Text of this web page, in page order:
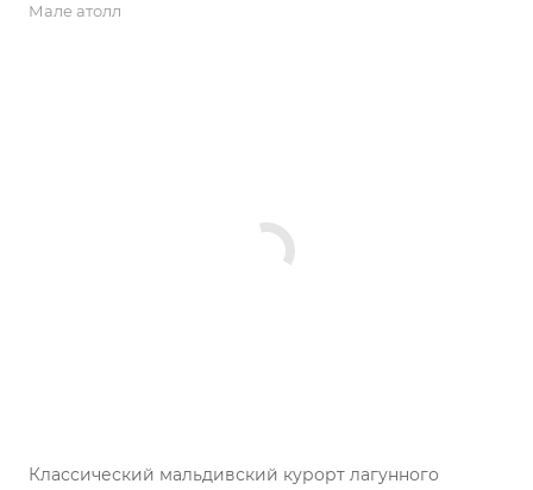
Мале атолл
Классический мальдивский курорт лагунного